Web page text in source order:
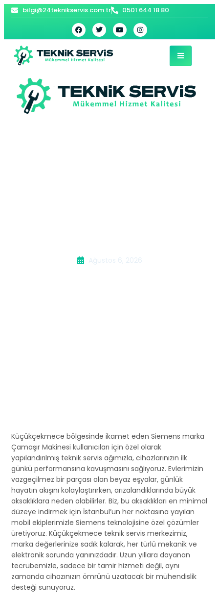
bilgi@24teknikservis.com.tr 0501 644 18 80
Ağustos 6, 2026
Küçükçekmece bölgesinde ikamet eden Siemens marka
Çamaşır Makinesi kullanıcıları için özel olarak
yapılandırılmış teknik servis ağımızla, cihazlarınızın ilk
günkü performansına kavuşmasını sağlıyoruz. Evlerimizin
vazgeçilmez bir parçası olan beyaz eşyalar, günlük
hayatın akışını kolaylaştırırken, arızalandıklarında büyük
aksaklıklara neden olabilirler. Biz, bu aksaklıkları en minimal
düzeye indirmek için İstanbul’un her noktasına yayılan
mobil ekiplerimizle Siemens teknolojisine özel çözümler
üretiyoruz. Küçükçekmece teknik servis merkezimiz,
marka değerlerinize sadık kalarak, her türlü mekanik ve
elektronik sorunda yanınızdadır. Uzun yıllara dayanan
tecrübemizle, sadece bir tamir hizmeti değil, aynı
zamanda cihazınızın ömrünü uzatacak bir mühendislik
desteği sunuyoruz.